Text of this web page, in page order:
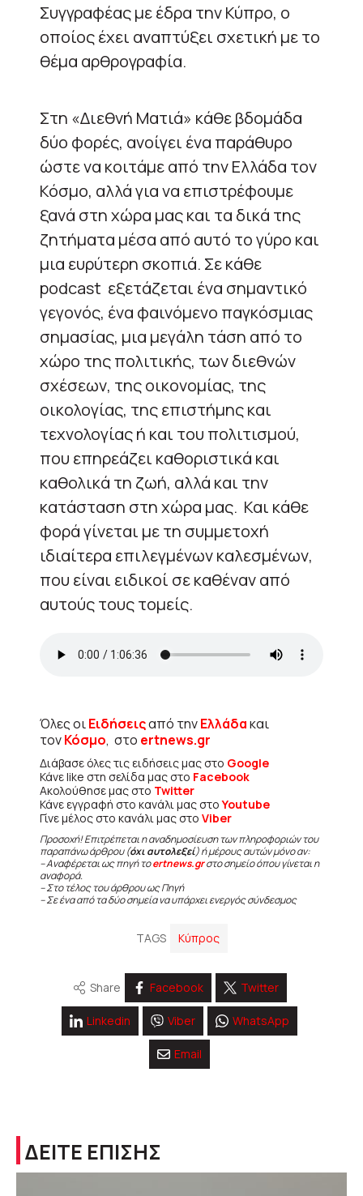
Συγγραφέας με έδρα την Κύπρο, ο
οποίος έχει αναπτύξει σχετική με το
θέμα αρθρογραφία.
Στη «Διεθνή Ματιά» κάθε βδομάδα
δύο φορές, ανοίγει ένα παράθυρο
ώστε να κοιτάμε από την Ελλάδα τον
Κόσμο, αλλά για να επιστρέφουμε
ξανά στη χώρα μας και τα δικά της
ζητήματα μέσα από αυτό το γύρο και
μια ευρύτερη σκοπιά. Σε κάθε
podcast εξετάζεται ένα σημαντικό
γεγονός, ένα φαινόμενο παγκόσμιας
σημασίας, μια μεγάλη τάση από το
χώρο της πολιτικής, των διεθνών
σχέσεων, της οικονομίας, της
οικολογίας, της επιστήμης και
τεχνολογίας ή και του πολιτισμού,
που επηρεάζει καθοριστικά και
καθολικά τη ζωή, αλλά και την
κατάσταση στη χώρα μας. Και κάθε
φορά γίνεται με τη συμμετοχή
ιδιαίτερα επιλεγμένων καλεσμένων,
που είναι ειδικοί σε καθέναν από
αυτούς τους τομείς.
Όλες οιΕιδήσειςαπό τηνΕλλάδακαι
τονΚόσμο, στο ertnews.gr
Διάβασε όλες τις ειδήσεις μας στο Google
Κάνε like στη σελίδα μας στο Facebook
Ακολούθησε μας στο Twitter
Κάνε εγγραφή στο κανάλι μας στοYoutube
Γίνε μέλος στο κανάλι μας στο Viber
Προσοχή! Επιτρέπεται η αναδημοσίευση των πληροφοριών του
παραπάνω άρθρου (όχι αυτολεξεί) ή μέρους αυτών μόνο αν:
– Αναφέρεται ως πηγή τοertnews.grστο σημείο όπου γίνεται η
αναφορά.
– Στο τέλος του άρθρου ως Πηγή
– Σε ένα από τα δύο σημεία να υπάρχει ενεργός σύνδεσμος
TAGS Κύπρος
Share Facebook Twitter
Linkedin Viber WhatsApp
Email
ΔΕΙΤΕ ΕΠΙΣΗΣ